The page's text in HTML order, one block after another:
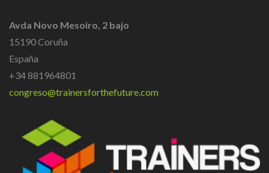
Avda Novo Mesoiro, 2 bajo
15190 Coruña
España
+34 881964801
congreso@trainersforthefuture.com